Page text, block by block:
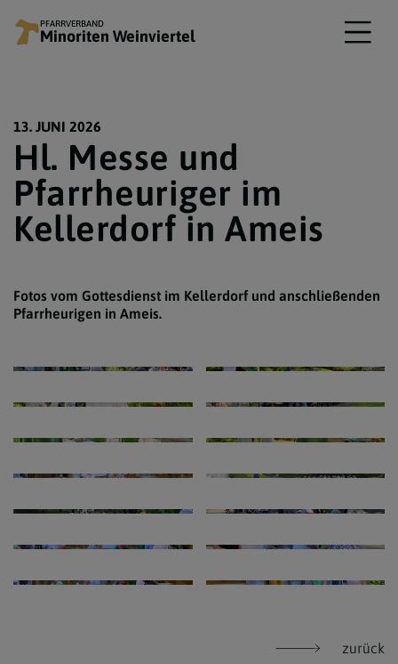
PFARRVERBAND
Minoriten Weinviertel
13. JUNI 2026
Hl. Messe und
Pfarrheuriger im
Kellerdorf in Ameis
Fotos vom Gottesdienst im Kellerdorf und anschließenden
Pfarrheurigen in Ameis.
zurück